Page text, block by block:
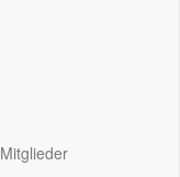
Mitglieder